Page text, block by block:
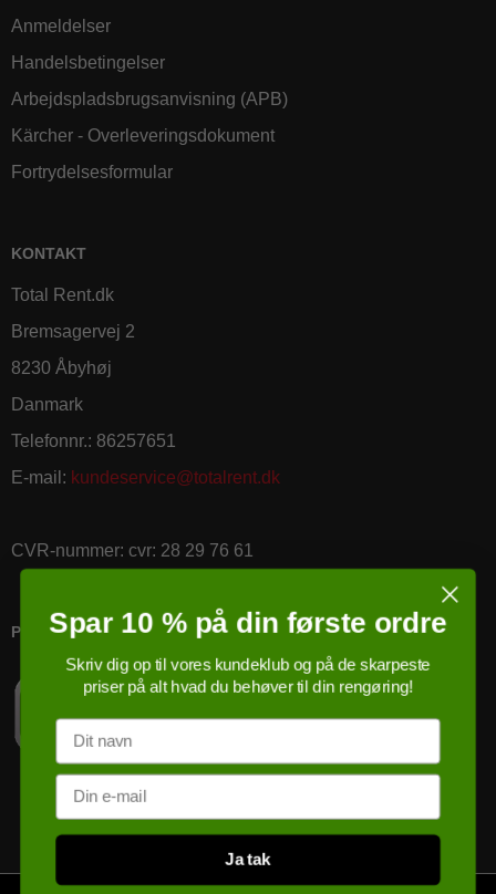
Anmeldelser
Handelsbetingelser
Arbejdspladsbrugsanvisning (APB)
Kärcher - Overleveringsdokument
Fortrydelsesformular
KONTAKT
Total Rent.dk
Bremsagervej 2
8230 Åbyhøj
Danmark
Telefonnr.: 86257651
E-mail : kundeservice@totalrent.dk
CVR-nummer: cvr: 28 29 76 61
PRICERUNNER KØBSGARANTI
Spar 10 % på din første ordre
Skriv dig op til vores kundeklub og på de skarpeste
priser på alt hvad du behøver til din rengøring!
Navn
Email
Ja tak